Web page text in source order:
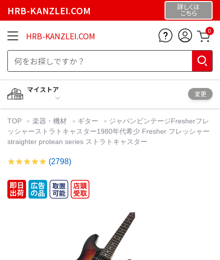
HRB-KANZLEI.COM 詳しくは
こちら
HRB-KANZLEI.COM 0
マイストア
変更
TOP 楽器・機材 ギター
ジャパンビンテージFresherフレ
ッシャーストラトキャスター1980年代希少 Fresher フレッシャー
straighter protean series ストラトキャスター
(2798)